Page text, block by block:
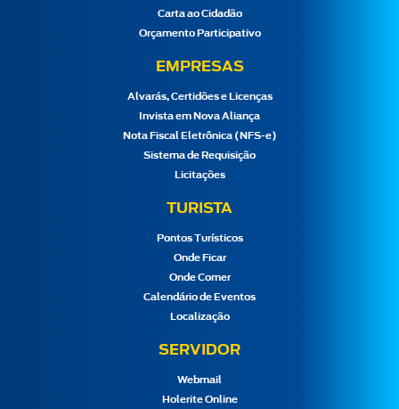
Carta ao Cidadão
Orçamento Participativo
EMPRESAS
Alvarás, Certidões e Licenças
Invista em Nova Aliança
Nota Fiscal Eletrônica (NFS-e)
Sistema de Requisição
Licitações
TURISTA
Pontos Turísticos
Onde Ficar
Onde Comer
Calendário de Eventos
Localização
SERVIDOR
Webmail
Holerite Online